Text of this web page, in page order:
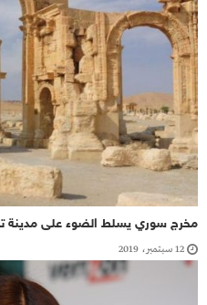
مخرج سوري يسلط الضوء على مدينة
12 سبتمبر، 2019